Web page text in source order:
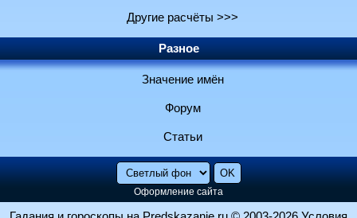
Другие расчёты >>>
Разное
Значение имён
Форум
Статьи
Оформление сайта